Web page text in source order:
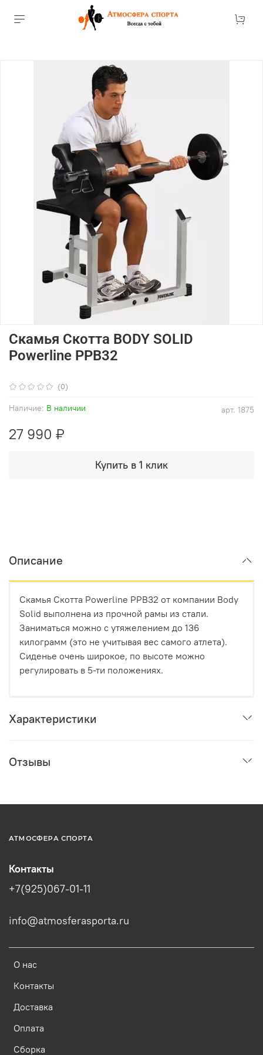
(0)
арт. 1875
Наличие: В наличии
Скамья Скотта BODY SOLID
Powerline PPB32
27 990 ₽
Купить в 1 клик
Описание
Скамья Скотта Powerline PPB32 от компании Body
Solid выполнена из прочной рамы из стали.
Заниматься можно с утяжелением до 136
килограмм (это не учитывая вес самого атлета).
Сиденье очень широкое, по высоте можно
регулировать в 5-ти положениях.
Характеристики
Отзывы
АТМОСФЕРА СПОРТА
О нас
Контакты
Доставка
Оплата
Сборка
Контакты
+7(925)067-01-11
info@atmosferasporta.ru